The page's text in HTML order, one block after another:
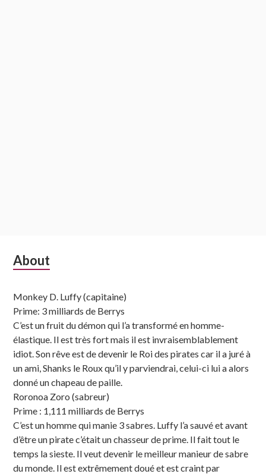
Subsidiary
About
Monkey D. Luffy (capitaine)
Prime: 3 milliards de Berrys
C’est un fruit du démon qui l’a transformé en homme-
élastique. Il est très fort mais il est invraisemblablement
idiot. Son rêve est de devenir le Roi des pirates car il a juré à
un ami, Shanks le Roux qu’il y parviendrai, celui-ci lui a alors
donné un chapeau de paille.
Roronoa Zoro (sabreur)
Prime : 1,111 milliards de Berrys
C’est un homme qui manie 3 sabres. Luffy l’a sauvé et avant
d’être un pirate c’était un chasseur de prime. Il fait tout le
temps la sieste. Il veut devenir le meilleur manieur de sabre
du monde. Il est extrêmement doué et est craint par